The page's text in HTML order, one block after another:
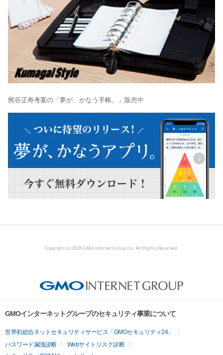
熊谷正寿考案の「夢が、かなう手帳。」販売中
Copyright (c) 2026 GMO Internet Group, Inc. All Rights Reserved.
GMOインターネットグループのセキュリティ事業について
世界初総合ネットセキュリティサービス「GMOセキュリティ24」
パスワード漏洩診断
Webサイトリスク診断